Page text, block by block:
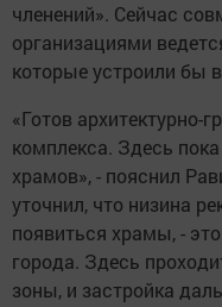
членений». Сейчас
организациями
которые устроили бы
«Готов архитектурно-
комплекса. Здесь
храмов», - пояснил
уточнил, что низина
появиться храмы, -
города. Здесь
зоны, и застройка